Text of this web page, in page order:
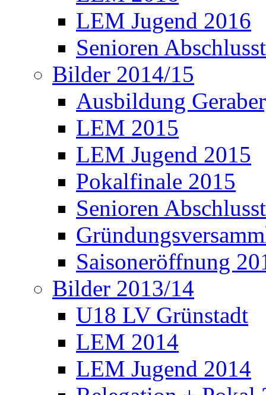
LEM Jugend 2016
Senioren
Bilder 2014/15
Ausbildung
LEM 2015
LEM Jugend 2015
Pokalfinale 2015
Senioren
Saisoneröffnung
Bilder 2013/14
U18 LV Grünstadt
LEM 2014
LEM Jugend 2014